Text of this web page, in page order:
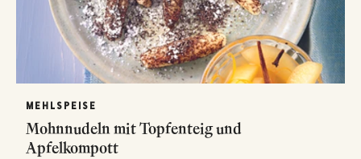
MEHLSPEISE
Mohnnudeln mit Topfenteig und
Apfelkompott